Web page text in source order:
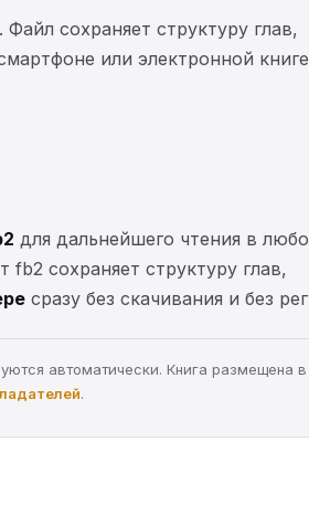
сохраняет структуру глав,
или электронной
для дальнейшего чтения в
сохраняет структуру глав,
сразу без скачивания и без
автоматически. Книга размещена в
.